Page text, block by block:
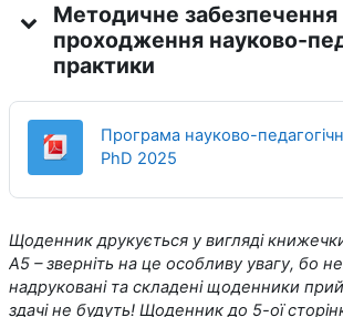
Методичне забезпечення
проходження науково-
практики
Програма науково-
PhD 2025
Щоденник друкується у вигляді
А5 – зверніть на це особливу увагу, бо
надруковані та складені щоденники
здачі не будуть! Щоденник до 5-ої